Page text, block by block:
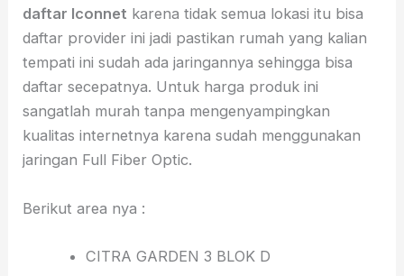
daftar Iconnet karena tidak semua lokasi itu bisa
daftar provider ini jadi pastikan rumah yang kalian
tempati ini sudah ada jaringannya sehingga bisa
daftar secepatnya. Untuk harga produk ini
sangatlah murah tanpa mengenyampingkan
kualitas internetnya karena sudah menggunakan
jaringan Full Fiber Optic.
Berikut area nya :
CITRA GARDEN 3 BLOK D